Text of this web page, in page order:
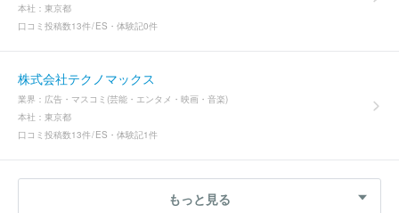
本社： 東京都
口コミ投稿数13件 ES・体験記0件
株式会社テクノマックス
業界： 広告・マスコミ(芸能・エンタメ・映画・音楽)
本社： 東京都
口コミ投稿数13件 ES・体験記1件
もっと見る